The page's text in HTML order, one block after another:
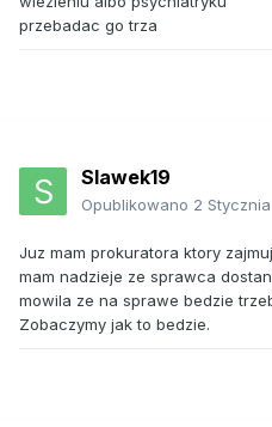
przebadac go trza
Slawek19
Opublikowano 2
Juz mam prokuratora ktory
mam nadzieje ze sprawca
mowila ze na sprawe bedzie
Zobaczymy jak to bedzie.